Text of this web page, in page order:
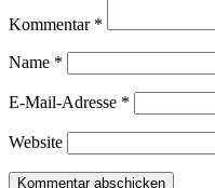
Kommentar *
Name *
E-Mail-Adresse *
Website